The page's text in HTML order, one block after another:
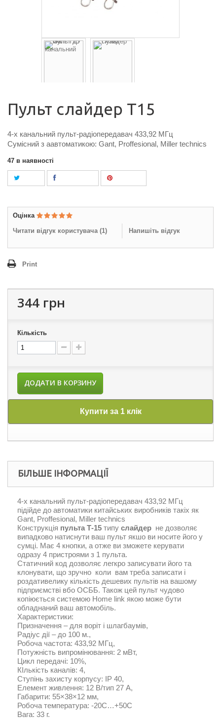
Пульт слайдер T15
4-х канальний пульт-радіопередавач 433,92 МГц
Сумісний з аавтоматикою: Gant, Proffesional, Miller technics
47 в наявності
Оцінка
Читати відгук користувача (1) Напишіть відгук
Print
344 грн
Кількість
ДОДАТИ В КОРЗИНУ
Купити за 1 клік
БІЛЬШЕ ІНФОРМАЦІЇ
4-х канальний пульт-радіопередавач 433,92 МГц
підійде до автоматики китайських виробників такіх як
Gant, Proffesional, Miller technics
Конструкція пульта Т-15 типу слайдер не дозволяє
випадково натиснути ваш пульт якшо ви носите його у
сумці. Має 4 кнопки, а отже ви зможете керувати
одразу 4 пристроями з 1 пульта.
Статичний код дозволяє легкро записувати його та
клонувати, що зручно коли вам треба записати і
роздативелику кількість дешевих пультів на вашому
підприємстві вбо ОСББ. Також цей пульт чудово
копіюється системою Home link якою може бути
обладнаний ваш автомобіль.
Характеристики:
Призначення – для воріт і шлагбаумів,
Радіус дії – до 100 м.,
Робоча частота: 433,92 МГц,
Потужність випромінювання: 2 мВт,
Цикл передачі: 10%,
КІлькість каналів: 4,
Ступінь захисту корпусу: IP 40,
Елемент живлення: 12 В/тип 27 А,
Габарити: 55×38×12 мм,
Робоча температура: -20С…+50С
Вага: 33 г.